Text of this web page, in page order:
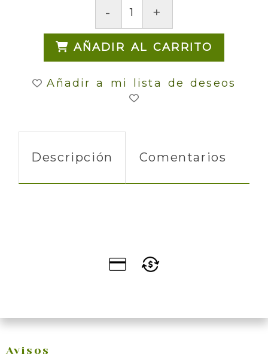
- +
AÑADIR AL CARRITO
Añadir a mi lista de deseos
Descripción Comentarios
Avisos